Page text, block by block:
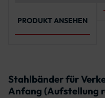
und Langlebigkeit
PRODUKT ANSEHEN
Stahlbänder für
Anfang (Aufstellung